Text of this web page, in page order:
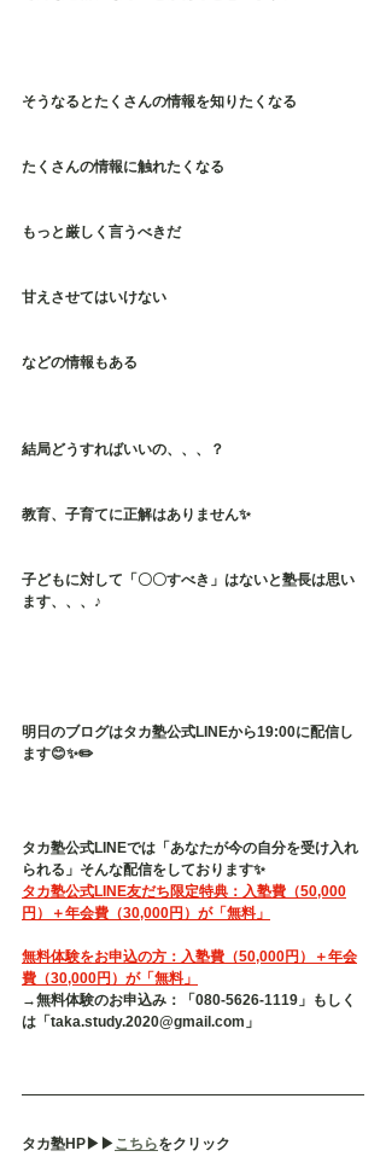
そうなるとたくさんの情報を知りたくなる
たくさんの情報に触れたくなる
もっと厳しく言うべきだ
甘えさせてはいけない
などの情報もある
結局どうすればいいの、、、？
教育、子育てに正解はありません✨
子どもに対して「〇〇すべき」はないと塾長は思い
ます、、、♪
明日のブログはタカ塾公式LINEから19:00に配信し
ます😊✨✏️
タカ塾公式LINEでは「あなたが今の自分を受け入れ
られる」そんな配信をしております✨
タカ塾公式LINE友だち限定特典：入塾費（50,000
円）＋年会費（30,000円）が「無料」
無料体験をお申込の方：入塾費（50,000円）＋年会
費（30,000円）が「無料」
→無料体験のお申込み：「080-5626-1119」もしく
は「taka.study.2020@gmail.com」
タカ塾HP▶︎▶︎こちらをクリック